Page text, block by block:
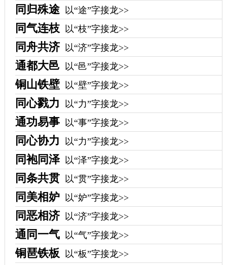
同归殊途 以“途”字接龙>>
同气连枝 以“枝”字接龙>>
同舟共济 以“济”字接龙>>
通都大邑 以“邑”字接龙>>
铜山铁壁 以“壁”字接龙>>
同心戮力 以“力”字接龙>>
通功易事 以“事”字接龙>>
同心协力 以“力”字接龙>>
同袍同泽 以“泽”字接龙>>
同条共贯 以“贯”字接龙>>
同美相妒 以“妒”字接龙>>
同恶相济 以“济”字接龙>>
通同一气 以“气”字接龙>>
铜琶铁板 以“板”字接龙>>